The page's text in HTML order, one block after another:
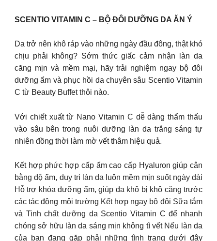
SCENTIO VITAMIN C – BỘ ĐÔI DƯỠNG DA ĂN Ý
Da trở nên khô ráp vào những ngày đầu đông, thật khó
chịu phải không? Sớm thức giấc cảm nhận làn da
căng mịn và mềm mại, hãy trải nghiệm ngay bộ đôi
dưỡng ẩm và phục hồi da chuyên sâu Scentio Vitamin
C từ Beauty Buffet thôi nào.
Với chiết xuất từ Nano Vitamin C dễ dàng thẩm thấu
vào sâu bên trong nuôi dưỡng làn da trắng sáng tự
nhiên đồng thời làm mờ vết thâm hiệu quả.
Kết hợp phức hợp cấp ẩm cao cấp Hyaluron giúp cân
bằng độ ẩm, duy trì làn da luôn mềm mịn suốt ngày dài
Hỗ trợ khóa dưỡng ẩm, giúp da khô bị khô căng trước
các tác động môi trường Kết hợp ngay bộ đôi Sữa tắm
và Tinh chất dưỡng da Scentio Vitamin C để nhanh
chóng sở hữu làn da sáng mịn không tì vết Nếu làn da
của bạn đang gặp phải những tình trạng dưới đây